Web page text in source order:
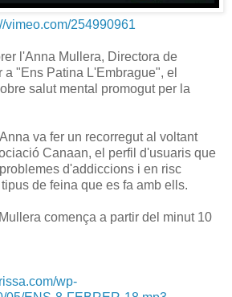
vimeo.com/254990961
l'Anna Mullera, Directora de
"Ens Patina L'Embrague", el
salut mental promogut per la
va fer un recorregut al voltant
Canaan, el perfil d'usuaris que
d'addiccions i en risc
de feina que es fa amb ells.
comença a partir del minut 10
wp-